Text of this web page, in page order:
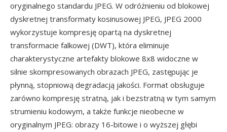
oryginalnego standardu JPEG. W odróżnieniu od blokowej
dyskretnej transformaty kosinusowej JPEG, JPEG 2000
wykorzystuje kompresję opartą na dyskretnej
transformacie falkowej (DWT), która eliminuje
charakterystyczne artefakty blokowe 8x8 widoczne w
silnie skompresowanych obrazach JPEG, zastępując je
płynną, stopniową degradacją jakości. Format obsługuje
zarówno kompresję stratną, jak i bezstratną w tym samym
strumieniu kodowym, a także funkcje nieobecne w
oryginalnym JPEG: obrazy 16-bitowe i o wyższej głębi